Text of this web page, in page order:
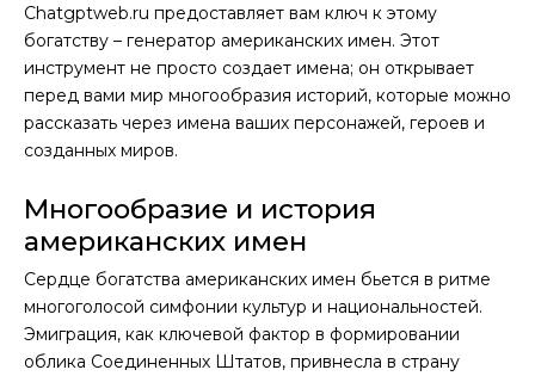
Chatgptweb.ru предоставляет вам ключ к этому
богатству – генератор американских имен. Этот
инструмент не просто создает имена; он открывает
перед вами мир многообразия историй, которые можно
рассказать через имена ваших персонажей, героев и
созданных миров.
Многообразие и история
американских имен
Сердце богатства американских имен бьется в ритме
многоголосой симфонии культур и национальностей.
Эмиграция, как ключевой фактор в формировании
облика Соединенных Штатов, привнесла в страну